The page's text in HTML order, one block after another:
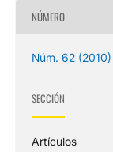
NÚMERO
Núm. 62 (2010)
SECCIÓN
Artículos